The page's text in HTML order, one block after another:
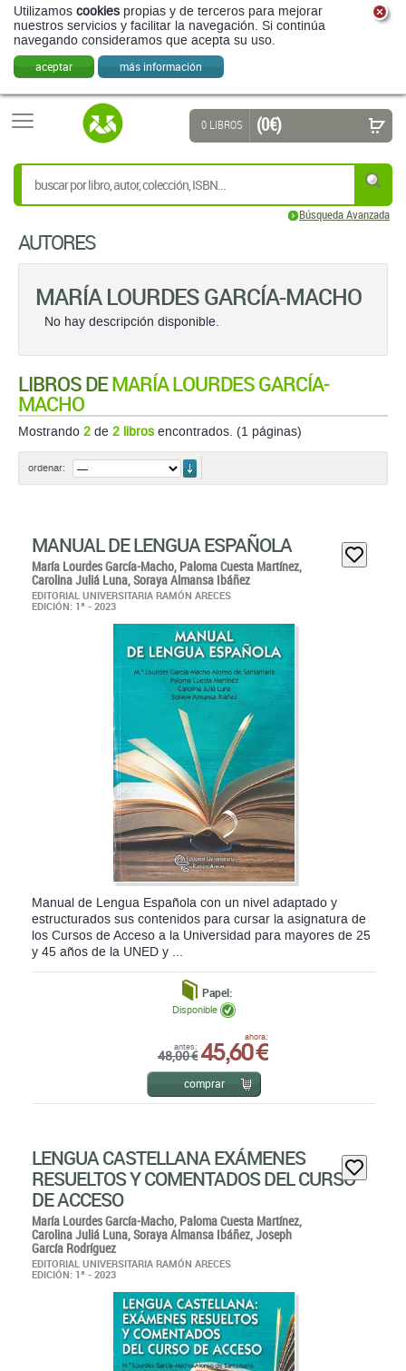
Utilizamos cookies propias y de terceros para mejorar
nuestros servicios y facilitar la navegación. Si continúa
navegando consideramos que acepta su uso.
aceptar más información
Búsqueda Avanzada
0 LIBROS (0 €)
AUTORES
MARÍA LOURDES GARCÍA-MACHO
No hay descripción disponible.
LIBROS DEMARÍA LOURDES GARCÍA-
MACHO
Mostrando 2 de 2 libros encontrados. (1 páginas)
ordenar:
MANUAL DE LENGUA ESPAÑOLA
María Lourdes García-Macho, Paloma Cuesta Martínez,
Carolina Juliá Luna,Soraya Almansa Ibáñez
EDITORIAL UNIVERSITARIA RAMÓN ARECES
EDICIÓN: 1ª - 2023
Manual de Lengua Española con un nivel adaptado y
estructurados sus contenidos para cursar la asignatura de
los Cursos de Acceso a la Universidad para mayores de 25
y 45 años de la UNED y ...
Papel:
antes:
48,00 €
ahora:
45,60 €
Disponible
comprar
LENGUA CASTELLANA EXÁMENES
RESUELTOS Y COMENTADOS DEL CURSO
DE ACCESO
María Lourdes García-Macho, Paloma Cuesta Martínez,
Carolina Juliá Luna,Soraya Almansa Ibáñez,Joseph
García Rodríguez
EDITORIAL UNIVERSITARIA RAMÓN ARECES
EDICIÓN: 1ª - 2023